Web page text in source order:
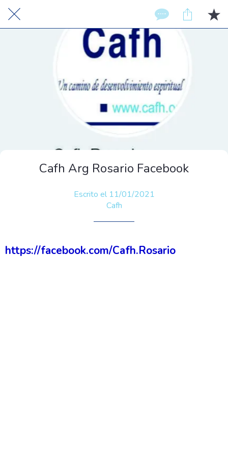
Cafh Arg Rosario Facebook
Escrito el 11/01/2021
Cafh
https://facebook.com/Cafh.Rosario